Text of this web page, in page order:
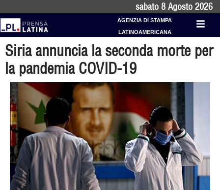
sabato 8 Agosto 2026
AGENZIA DI STAMPA
LATINOAMERICANA
Siria annuncia la seconda morte per
la pandemia COVID-19